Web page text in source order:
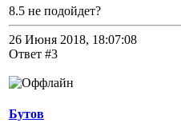
8.5 не подойдет?
26 Июня 2018, 18:07:08
Ответ #3
Бутов